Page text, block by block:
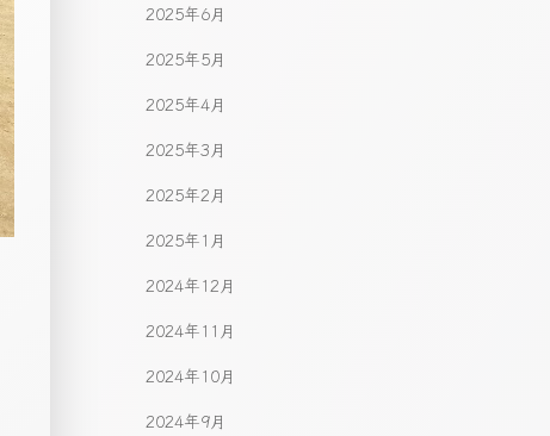
2025年6月
2025年5月
2025年4月
2025年3月
2025年2月
2025年1月
2024年12月
2024年11月
2024年10月
2024年9月